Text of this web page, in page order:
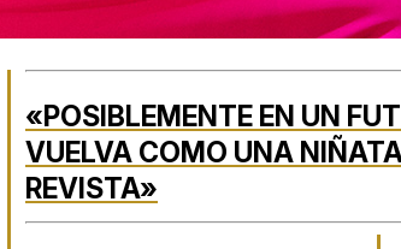
«POSIBLEMENTE EN UN
VUELVA COMO UNA
REVISTA»